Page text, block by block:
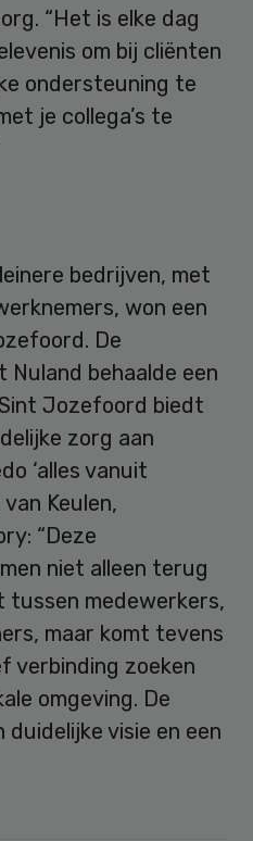
“Het is elke dag
om bij cliënten
ondersteuning te
je collega’s te
bedrijven, met
won een
De
behaalde een
Jozefoord biedt
zorg aan
‘alles vanuit
Keulen,
“Deze
niet alleen terug
medewerkers,
maar komt tevens
verbinding zoeken
omgeving. De
visie en een